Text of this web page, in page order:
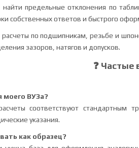
предельные отклонения по
собственных ответов и быстрого
по подшипникам, резьбе и
зазоров, натягов и допусков.
❓ Частые
ВУЗа?
соответствуют стандартным
указания.
как образец?